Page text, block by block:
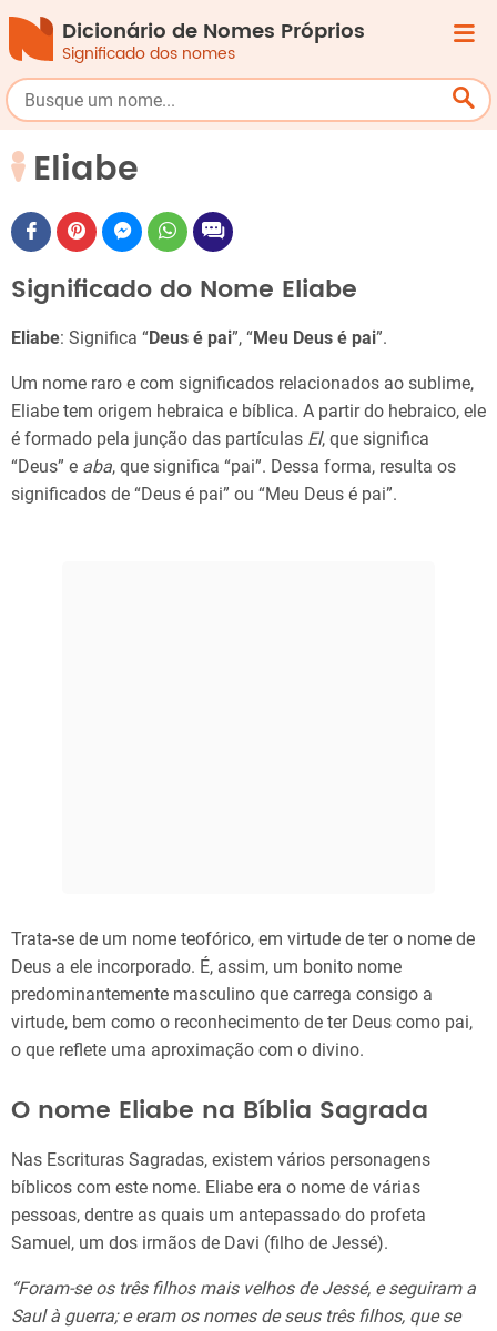
Dicionário de Nomes Próprios
Significado dos nomes
Eliabe
Significado do Nome Eliabe
Eliabe: Significa “Deus é pai”, “Meu Deus é pai”.
Um nome raro e com significados relacionados ao sublime,
Eliabe tem origem hebraica e bíblica. A partir do hebraico, ele
é formado pela junção das partículas El, que significa
“Deus” e aba, que significa “pai”. Dessa forma, resulta os
significados de “Deus é pai” ou “Meu Deus é pai”.
Trata-se de um nome teofórico, em virtude de ter o nome de
Deus a ele incorporado. É, assim, um bonito nome
predominantemente masculino que carrega consigo a
virtude, bem como o reconhecimento de ter Deus como pai,
o que reflete uma aproximação com o divino.
O nome Eliabe na Bíblia Sagrada
Nas Escrituras Sagradas, existem vários personagens
bíblicos com este nome. Eliabe era o nome de várias
pessoas, dentre as quais um antepassado do profeta
Samuel, um dos irmãos de Davi (filho de Jessé).
“Foram-se os três filhos mais velhos de Jessé, e seguiram a
Saul à guerra; e eram os nomes de seus três filhos, que se